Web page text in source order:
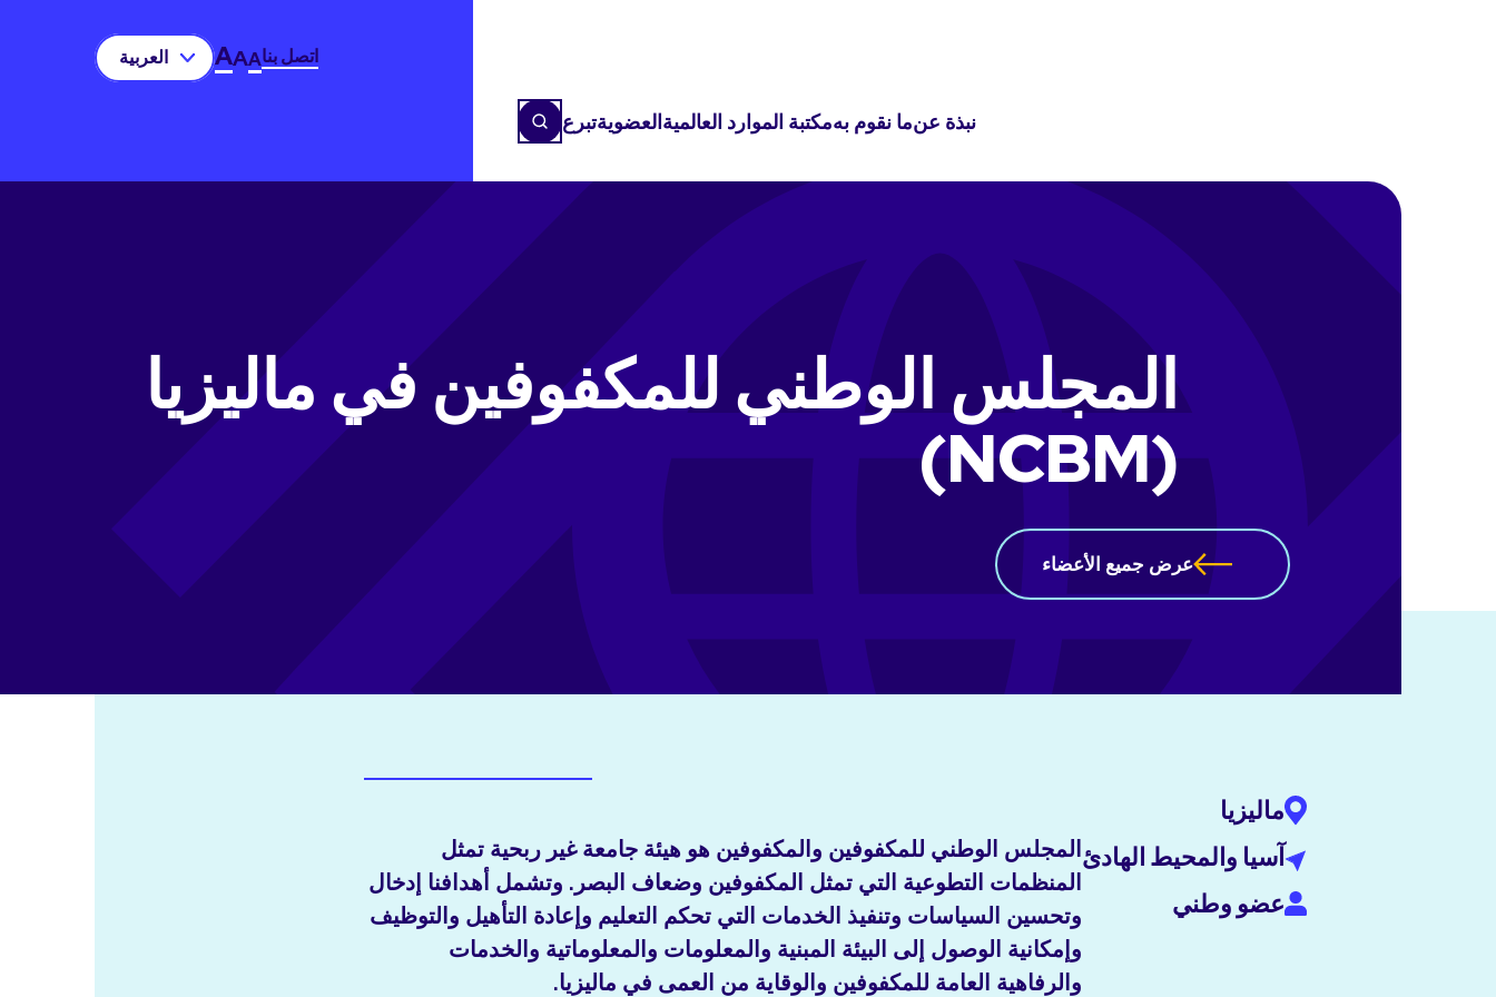
اتصل بناA
A
A العربية‏
نبذة عنما نقوم بهمكتبة الموارد العالميةالعضويةتبرع
المجلس الوطني للمكفوفين في ماليزيا
(NCBM)
عرض جميع الأعضاء
ماليزيا
آسيا والمحيط الهادئ
عضو وطني
المجلس الوطني للمكفوفين والمكفوفين هو هيئة جامعة غير ربحية تمثل
المنظمات التطوعية التي تمثل المكفوفين وضعاف البصر. وتشمل أهدافنا إدخال
وتحسين السياسات وتنفيذ الخدمات التي تحكم التعليم وإعادة التأهيل والتوظيف
وإمكانية الوصول إلى البيئة المبنية والمعلومات والمعلوماتية والخدمات
والرفاهية العامة للمكفوفين والوقاية من العمى في ماليزيا.